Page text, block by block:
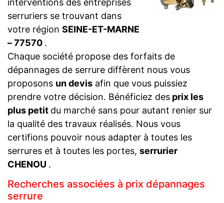
interventions des entreprises
serruriers se trouvant dans
votre région SEINE-ET-MARNE
– 77570 .
Chaque société propose des forfaits de
dépannages de serrure diffèrent nous vous
proposons un devis afin que vous puissiez
prendre votre décision. Bénéficiez des prix les
plus petit du marché sans pour autant renier sur
la qualité des travaux réalisés. Nous vous
certifions pouvoir nous adapter à toutes les
serrures et à toutes les portes, serrurier
CHENOU .
Recherches associées à prix dépannages
serrure